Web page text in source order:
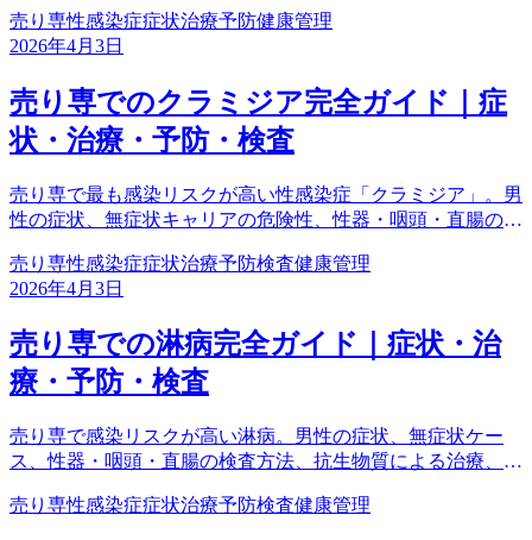
売り専性感染症症状治療予防健康管理
2026年4月3日
売り専でのクラミジア完全ガイド｜症
状・治療・予防・検査
売り専で最も感染リスクが高い性感染症「クラミジア」。男
性の症状、無症状キャリアの危険性、性器・咽頭・直腸の検
説。放置すると不妊のリスクも。
売り専性感染症症状治療予防検査健康管理
2026年4月3日
売り専での淋病完全ガイド｜症状・治
療・予防・検査
売り専で感染リスクが高い淋病。男性の症状、無症状ケー
ス、性器・咽頭・直腸の検査方法、抗生物質による治療、薬
売り専性感染症症状治療予防検査健康管理